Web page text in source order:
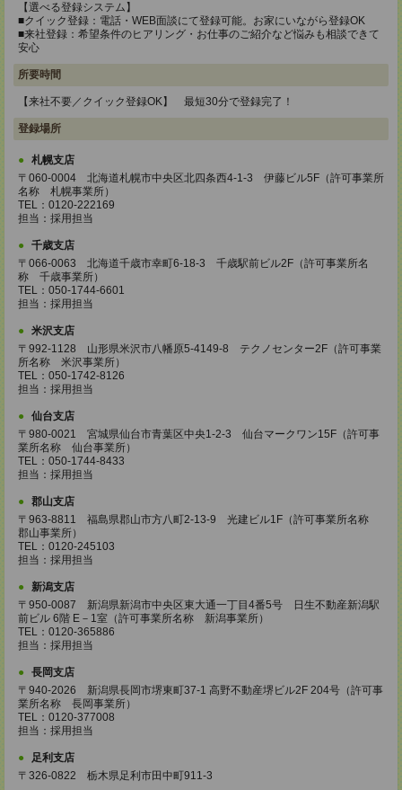
【選べる登録システム】
■クイック登録：電話・WEB面談にて登録可能。お家にいながら登録OK
■来社登録：希望条件のヒアリング・お仕事のご紹介など悩みも相談できて
安心
所要時間
【来社不要／クイック登録OK】 最短30分で登録完了！
登録場所
札幌支店
〒060-0004 北海道札幌市中央区北四条西4-1-3 伊藤ビル5F（許可事業所
名称 札幌事業所）
TEL：0120-222169
担当：採用担当
千歳支店
〒066-0063 北海道千歳市幸町6-18-3 千歳駅前ビル2F（許可事業所名
称 千歳事業所）
TEL：050-1744-6601
担当：採用担当
米沢支店
〒992-1128 山形県米沢市八幡原5-4149-8 テクノセンター2F（許可事業
所名称 米沢事業所）
TEL：050-1742-8126
担当：採用担当
仙台支店
〒980-0021 宮城県仙台市青葉区中央1-2-3 仙台マークワン15F（許可事
業所名称 仙台事業所）
TEL：050-1744-8433
担当：採用担当
郡山支店
〒963-8811 福島県郡山市方八町2-13-9 光建ビル1F（許可事業所名称
郡山事業所）
TEL：0120-245103
担当：採用担当
新潟支店
〒950-0087 新潟県新潟市中央区東大通一丁目4番5号 日生不動産新潟駅
前ビル 6階 E－1室（許可事業所名称 新潟事業所）
TEL：0120-365886
担当：採用担当
長岡支店
〒940-2026 新潟県長岡市堺東町37-1 高野不動産堺ビル2F 204号（許可事
業所名称 長岡事業所）
TEL：0120-377008
担当：採用担当
足利支店
〒326-0822 栃木県足利市田中町911-3